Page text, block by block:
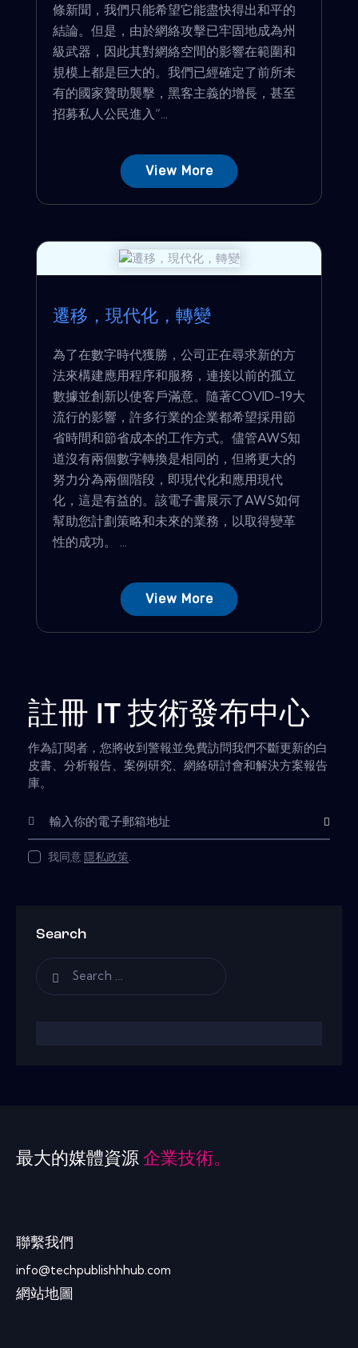
條新聞，我們只能希望它能盡快得出和平的
結論。但是，由於網絡攻擊已牢固地成為州
級武器，因此其對網絡空間的影響在範圍和
規模上都是巨大的。我們已經確定了前所未
有的國家贊助襲擊，黑客主義的增長，甚至
招募私人公民進入“...
View More
遷移，現代化，轉變
為了在數字時代獲勝，公司正在尋求新的方
法來構建應用程序和服務，連接以前的孤立
數據並創新以使客戶滿意。隨著COVID-19大
流行的影響，許多行業的企業都希望採用節
省時間和節省成本的工作方式。儘管AWS知
道沒有兩個數字轉換是相同的，但將更大的
努力分為兩個階段，即現代化和應用現代
化，這是有益的。該電子書展示了AWS如何
幫助您計劃策略和未來的業務，以取得變革
性的成功。 ...
View More
註冊 IT 技術發布中心
作為訂閱者，您將收到警報並免費訪問我們不斷更新的白
皮書、分析報告、案例研究、網絡研討會和解決方案報告
庫。
Subscribe
我同意隱私政策.
Search
最大的媒體資源 企業技術。
聯繫我們
info@techpublishhhub.com
網站地圖